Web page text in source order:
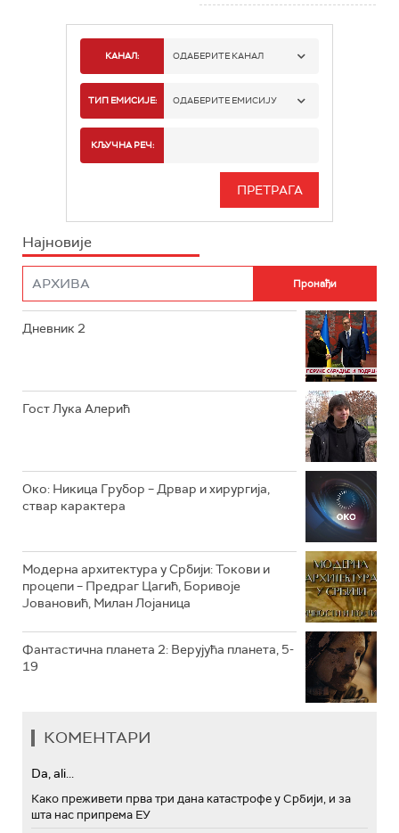
КАНАЛ: ОДАБЕРИТЕ КАНАЛ
РТС 1
РТС 3
ТИП ЕМИСИЈЕ: ОДАБЕРИТЕ ЕМИСИЈУ
ИНФО
КЉУЧНА РЕЧ:
Најновије
Дневник 2
Гост Лука Алерић
Око: Никица Грубор – Дрвар и хирургија,
ствар карактера
Модерна архитектура у Србији: Токови и
процепи – Предраг Цагић, Боривоје
Јовановић, Милан Лојаница
Фантастична планета 2: Верујућа планета, 5-
19
КОМЕНТАРИ
Da, ali...
Како преживети прва три дана катастрофе у Србији, и за
шта нас припрема ЕУ